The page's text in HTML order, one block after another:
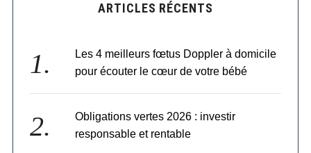
ARTICLES RÉCENTS
Les 4 meilleurs fœtus Doppler à domicile
pour écouter le cœur de votre bébé
Obligations vertes 2026 : investir
responsable et rentable